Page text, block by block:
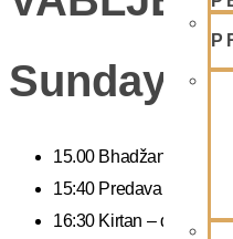
Sunday
15.00 Bhadžani –
15:40 Predavanje –
16:30 Kirtan – duhovni